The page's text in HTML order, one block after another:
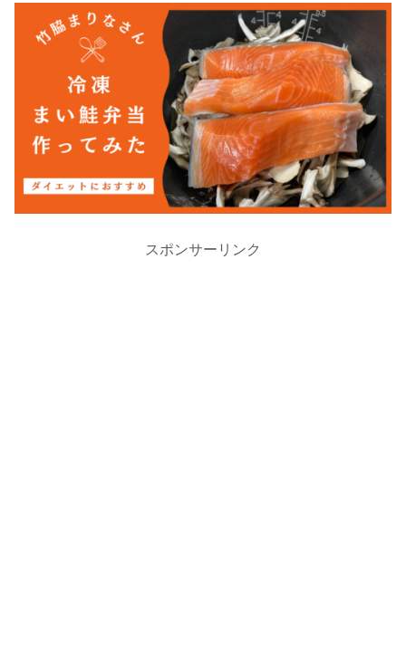
スポンサーリンク